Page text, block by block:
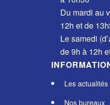
Du mardi au
12h et de
Le samedi
de 9h à 12h
Les actualités
Nos bureaux